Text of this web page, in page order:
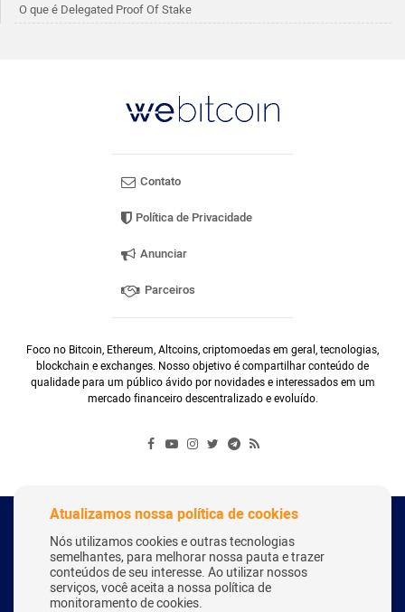
O que é Delegated Proof Of Stake
Contato
Política de Privacidade
Anunciar
Parceiros
Foco no Bitcoin, Ethereum, Altcoins, criptomoedas em geral, tecnologias,
blockchain e exchanges. Nosso objetivo é compartilhar conteúdo de
qualidade para um público ávido por novidades e interessados em um
mercado financeiro descentralizado e evoluído.
Copyright Webitcoin 2018 - Todos os Direitos Reservados
Desenvolvido por: Herick Correa
Atualizamos nossa política de cookies
Nós utilizamos cookies e outras tecnologias
semelhantes, para melhorar nossa pauta e trazer
conteúdos de seu interesse. Ao utilizar nossos
serviços, você aceita a nossa política de
monitoramento de cookies.